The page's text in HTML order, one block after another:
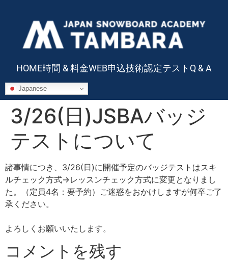
HOME時間 & 料金WEB申込技術認定テスト Q & A
Japanese
3/26(日)JSBAバッジ
テストについて
諸事情につき、3/26(日)に開催予定のバッジテストはスキ
ルチェック方式→レッスンチェック方式に変更となりまし
た。（定員4名：要予約）ご迷惑をおかけしますが何卒ご了
承ください。
よろしくお願いいたします。
コメントを残す